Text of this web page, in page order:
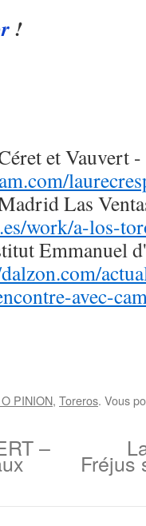
!
et Vauvert -
Las
work/a-los-
Emmanuel
avec-
PINION, Toreros. Vous
–
Fréjus